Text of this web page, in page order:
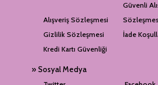
Alışveriş Sözleşmesi
Güvenli
Gizlilik Sözleşmesi
İade
Kredi Kartı Güvenliği
» Sosyal Medya